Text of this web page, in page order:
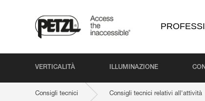
VERTICALITÀ ILLUMINAZIONE
Consigli tecnici Consigli tecnici relativi all'attività